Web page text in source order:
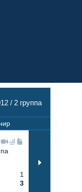
2013
/ 2 группа
1
3
Белые